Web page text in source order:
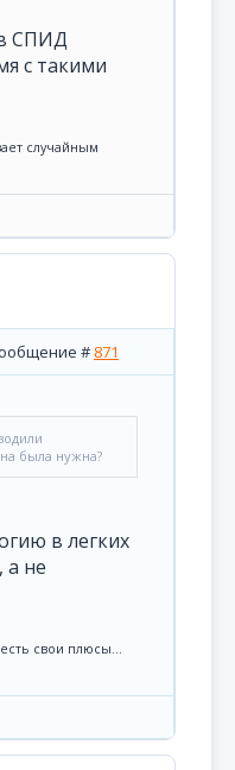
СПИД
с такими
случайным
# 871
была нужна?
в легких
а не
свои плюсы...